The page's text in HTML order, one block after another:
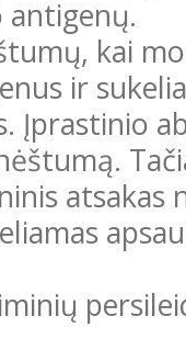
antigenų.
kai
ir
Įprastinio
atsakas